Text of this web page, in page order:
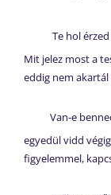
Te hol
Mit jelez most a
eddig nem akartál
️Van-e
egyedül vidd
figyelemmel,